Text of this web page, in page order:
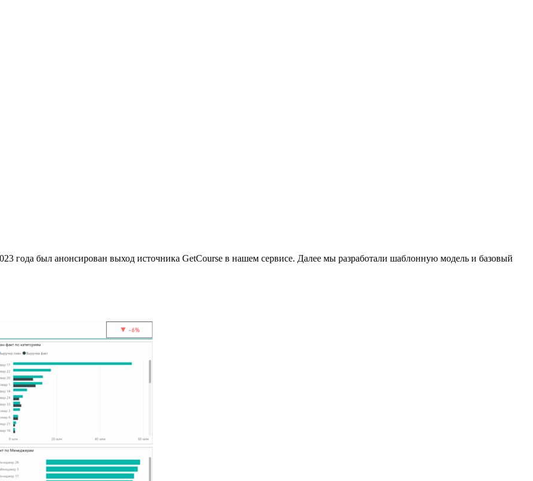
года был анонсирован выход источника GetCourse в нашем сервисе. Далее мы разработали шаблонную модель и базовый